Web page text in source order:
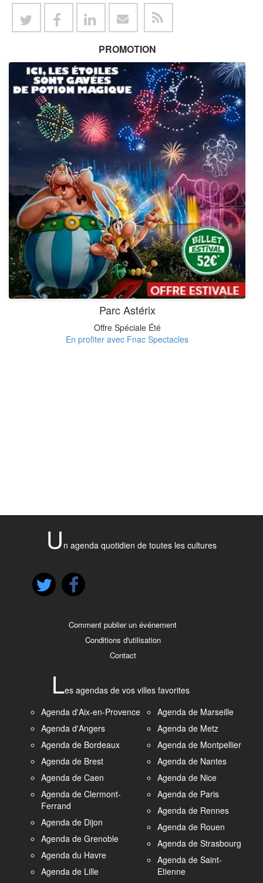
PROMOTION
Parc Astérix
Offre Spéciale Été
En profiter avec Fnac Spectacles
U n agenda quotidien de toutes les cultures
Comment publier un événement
Conditions d'utilisation
Contact
Les agendas de vos villes favorites
Agenda d'Aix-en-Provence
Agenda d'Angers
Agenda de Bordeaux
Agenda de Brest
Agenda de Caen
Agenda de Clermont-
Ferrand
Agenda de Dijon
Agenda de Grenoble
Agenda du Havre
Agenda de Lille
Agenda de Marseille
Agenda de Metz
Agenda de Montpellier
Agenda de Nantes
Agenda de Nice
Agenda de Paris
Agenda de Rennes
Agenda de Rouen
Agenda de Strasbourg
Agenda de Saint-
Etienne